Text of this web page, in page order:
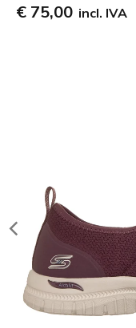
€ 75,00 incl. IVA